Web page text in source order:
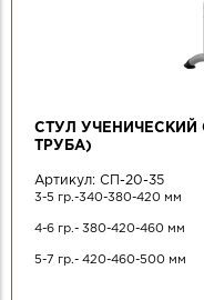
СТУЛ УЧЕНИЧЕСКИЙ
ТРУБА)
Артикул: СП-20-35
3-5 гр.-340-380-420 мм
4-6 гр.- 380-420-460 мм
5-7 гр.- 420-460-500 мм